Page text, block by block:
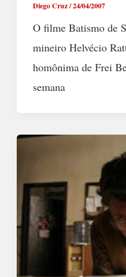
Diego Cruz/24/04/2007
O filme Batismo de
mineiro Helvécio
homônima de Frei
semana